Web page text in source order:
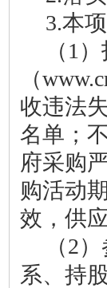
3.本
（1）
（
收违法
名单；
府采购
购活动
效，供
（2
系、持